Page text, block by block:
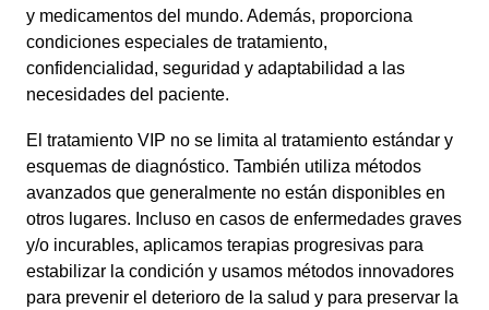
y medicamentos del mundo. Además, proporciona
condiciones especiales de tratamiento,
confidencialidad, seguridad y adaptabilidad a las
necesidades del paciente.
El tratamiento VIP no se limita al tratamiento estándar y
esquemas de diagnóstico. También utiliza métodos
avanzados que generalmente no están disponibles en
otros lugares. Incluso en casos de enfermedades graves
y/o incurables, aplicamos terapias progresivas para
estabilizar la condición y usamos métodos innovadores
para prevenir el deterioro de la salud y para preservar la